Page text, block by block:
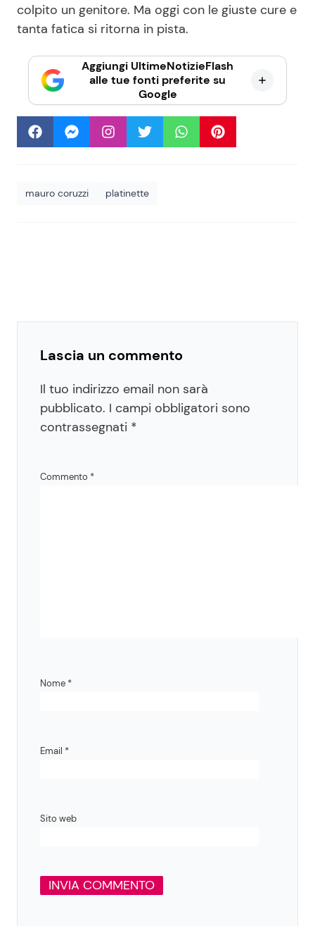
colpito un genitore. Ma oggi con le giuste cure e
tanta fatica si ritorna in pista.
Aggiungi UltimeNotizieFlash
alle tue fonti preferite su
Google
mauro coruzzi platinette
Lascia un commento
Il tuo indirizzo email non sarà
pubblicato. I campi obbligatori sono
contrassegnati *
Commento *
Nome *
Email *
Sito web